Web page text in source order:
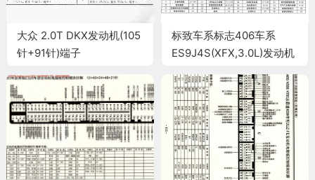
大众 2.0T DKX发动机(105
针+91针)端子
标致车系标志406车系
ES9J4S(XFX,3.0L)发动机